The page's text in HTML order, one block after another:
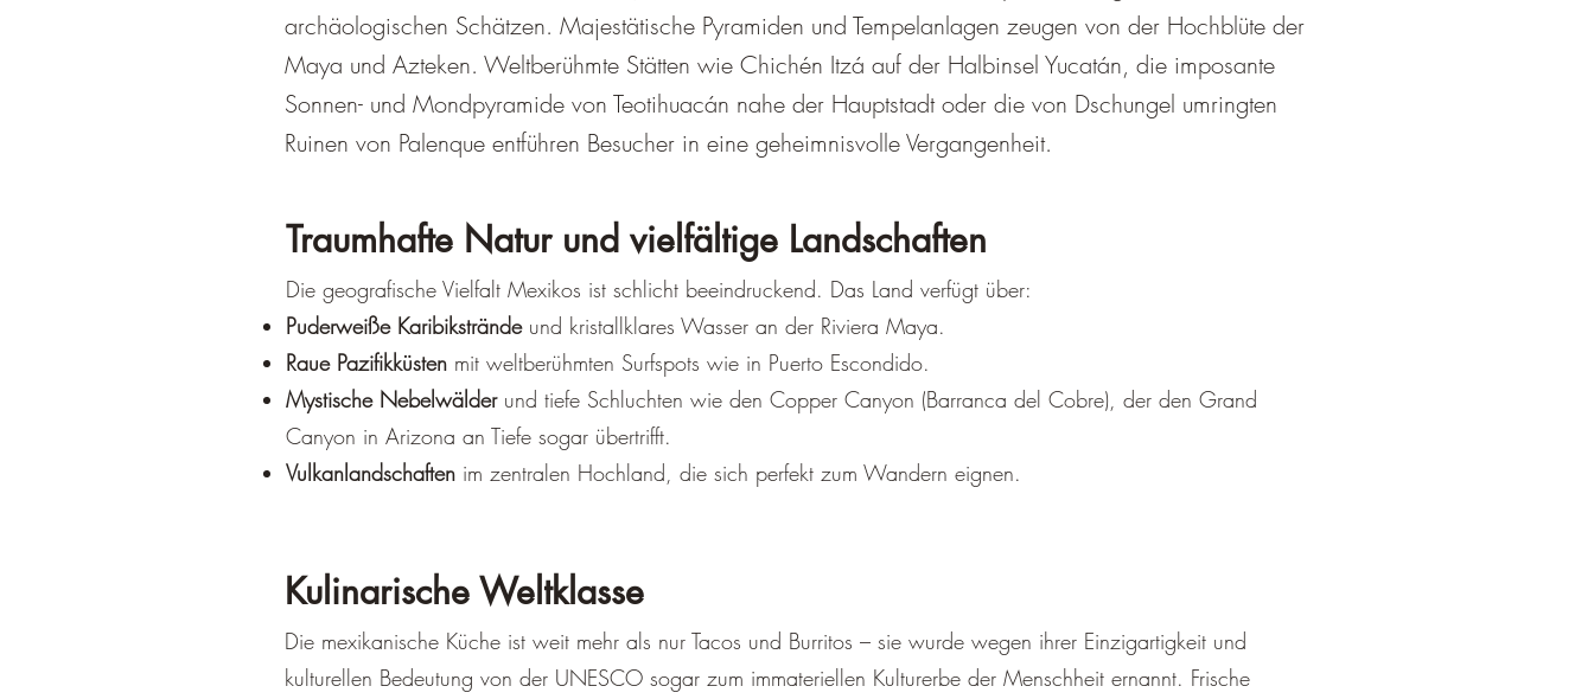
archäologischen Schätzen. Majestätische Pyramiden und Tempelanlagen zeugen von der Hochblüte der
Maya und Azteken. Weltberühmte Stätten wie Chichén Itzá auf der Halbinsel Yucatán, die imposante
Sonnen- und Mondpyramide von Teotihuacán nahe der Hauptstadt oder die von Dschungel umringten
Ruinen von Palenque entführen Besucher in eine geheimnisvolle Vergangenheit.
Traumhafte Natur und vielfältige Landschaften
Die geografische Vielfalt Mexikos ist schlicht beeindruckend. Das Land verfügt über:
Puderweiße Karibiksträndeund kristallklares Wasser an der Riviera Maya.
Raue Pazifikküsten mit weltberühmten Surfspots wie in Puerto Escondido.
Mystische Nebelwälder und tiefe Schluchten wie den Copper Canyon (Barranca del Cobre), der den Grand
Canyon in Arizona an Tiefe sogar übertrifft.
Vulkanlandschaften im zentralen Hochland, die sich perfekt zum Wandern eignen.
Kulinarische Weltklasse
Die mexikanische Küche ist weit mehr als nur Tacos und Burritos – sie wurde wegen ihrer Einzigartigkeit und
kulturellen Bedeutung von der UNESCO sogar zum immateriellen Kulturerbe der Menschheit ernannt. Frische